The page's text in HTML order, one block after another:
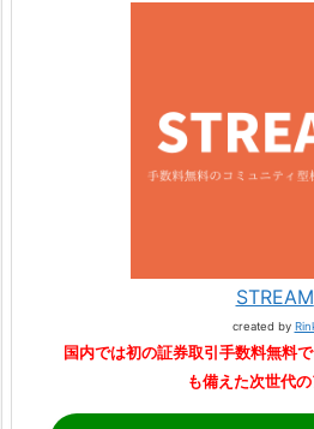
STREAM
created by
国内では初の証券取引手数料無料
も備えた次世代の